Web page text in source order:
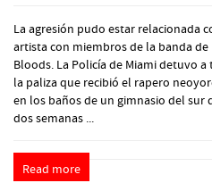
La agresión pudo estar relacionada
artista con miembros de la banda
Bloods. La Policía de Miami detuvo
la paliza que recibió el rapero
en los baños de un gimnasio del sur
dos semanas ...
Read more